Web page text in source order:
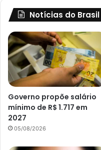
Notícias do Brasil
Governo propõe salário
mínimo de R$ 1.717 em
2027
05/08/2026